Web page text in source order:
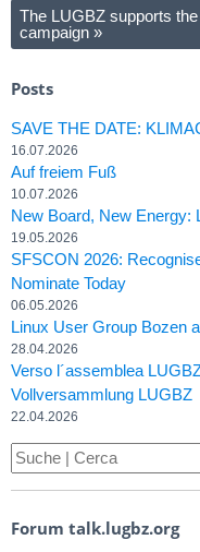
The LUGBZ supports
campaign »
Posts
SAVE THE DATE:
16.07.2026
Auf freiem Fuß
10.07.2026
New Board, New Energy:
19.05.2026
SFSCON 2026:
Nominate Today
06.05.2026
Linux User Group Bozen
28.04.2026
Verso l´assemblea
Vollversammlung LUGBZ
22.04.2026
Forum talk.lugbz.org